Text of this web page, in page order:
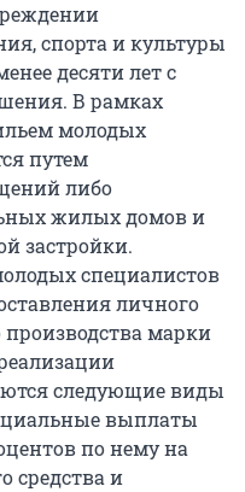
спорта и культуры
десяти лет с
В рамках
молодых
путем
либо
жилых домов и
застройки.
специалистов
личного
производства марки
следующие виды
выплаты
по нему на
средства и